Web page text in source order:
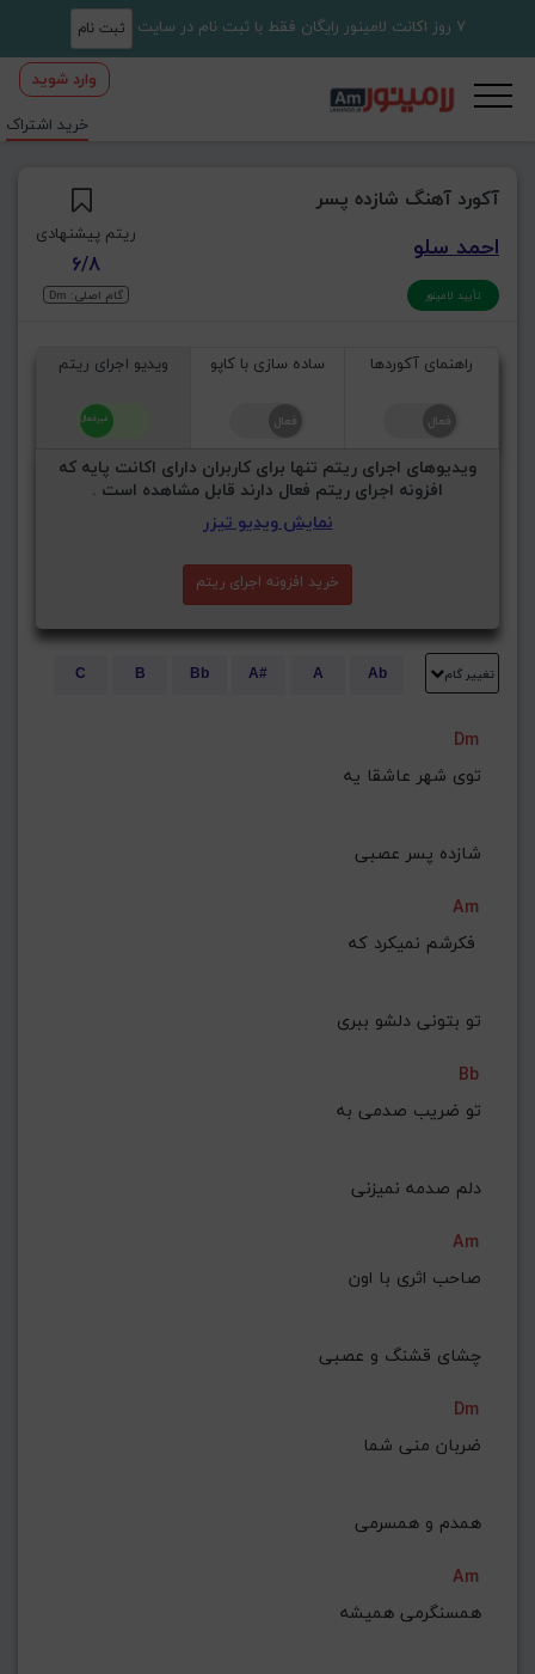
7 روز اکانت لامینور رایگان فقط با ثبت نام در سایت ثبت نام
وارد شوید
خرید اشتراک
آکورد آهنگ شازده پسر
احمد سلو
تأیید لامینور
ریتم پیشنهادی
6/8
گام اصلی: Dm
راهنمای آکوردها ساده سازی با کاپو ویدیو اجرای ریتم
ویدیوهای اجرای ریتم تنها برای کاربران دارای اکانت پایه که
افزونه اجرای ریتم فعال دارند قابل مشاهده است .
نمایش ویدیو تیزر
خرید افزونه اجرای ریتم
تغییر گام Ab
A
A#
Bb
B
C
Dm
توی شهر عاشقا یه
شازده پسر عصبی
Am
تو بتونی دلشو ببری
Bb
تو ضریب صدمی به
دلم صدمه نمیزنی
Am
صاحب اثری با اون
چشای قشنگ و عصبی
Dm
ضربان منی شما
همدم و همسرمی
Am
همسنگرمی همیشه